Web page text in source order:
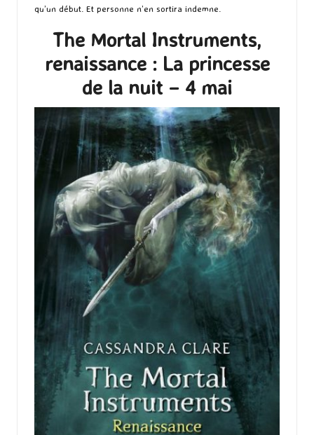
qu’un début. Et personne n’en sortira indemne.
The Mortal Instruments,
renaissance : La princesse
de la nuit – 4 mai